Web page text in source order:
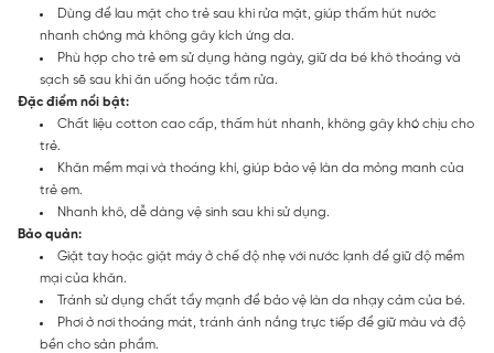
Dùng để lau mặt cho trẻ sau khi rửa mặt, giúp thấm hút nước
nhanh chóng mà không gây kích ứng da.
Phù hợp cho trẻ em sử dụng hàng ngày, giữ da bé khô thoáng và
sạch sẽ sau khi ăn uống hoặc tắm rửa.
Đặc điểm nổi bật:
Chất liệu cotton cao cấp, thấm hút nhanh, không gây khó chịu cho
trẻ.
Khăn mềm mại và thoáng khí, giúp bảo vệ làn da mỏng manh của
trẻ em.
Nhanh khô, dễ dàng vệ sinh sau khi sử dụng.
Bảo quản:
Giặt tay hoặc giặt máy ở chế độ nhẹ với nước lạnh để giữ độ mềm
mại của khăn.
Tránh sử dụng chất tẩy mạnh để bảo vệ làn da nhạy cảm của bé.
Phơi ở nơi thoáng mát, tránh ánh nắng trực tiếp để giữ màu và độ
bền cho sản phẩm.